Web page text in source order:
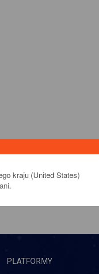
szeroki wachlarz
depozyty
PLATFORMY
kraju (United States)